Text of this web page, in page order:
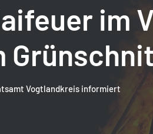
im
Vogtlandkreis informiert